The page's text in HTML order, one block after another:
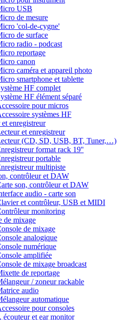
USB
de mesure
'col-de-cygne'
de surface
radio - podcast
reportage
canon
caméra et appareil photo
smartphone et tablette
HF complet
HF élément séparé
pour micros
systèmes HF
enregistreur
et enregistreur
(CD, SD, USB, BT, Tuner,…)
format rack 19''
portable
multipiste
contrôleur et DAW
son, contrôleur et DAW
audio - carte son
et contrôleur, USB et MIDI
monitoring
de mixage
de mixage
analogique
numérique
amplifiée
de mixage broadcast
de reportage
/ zoneur rackable
audio
automatique
pour consoles
écouteur et ear monitor